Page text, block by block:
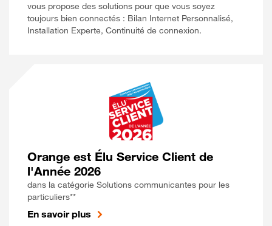
vous propose des solutions pour que vous soyez
toujours bien connectés : Bilan Internet Personnalisé,
Installation Experte, Continuité de connexion.
Orange est Élu Service Client de
l'Année 2026
dans la catégorie Solutions communicantes pour les
particuliers**
En savoir plus